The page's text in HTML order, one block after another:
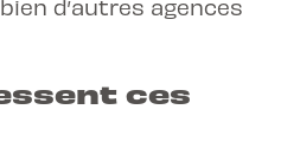
d’autres agences
ces